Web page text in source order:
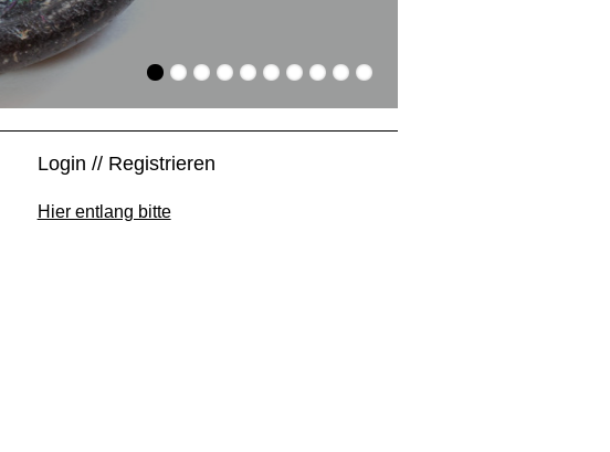
Login // Registrieren
Hier entlang bitte